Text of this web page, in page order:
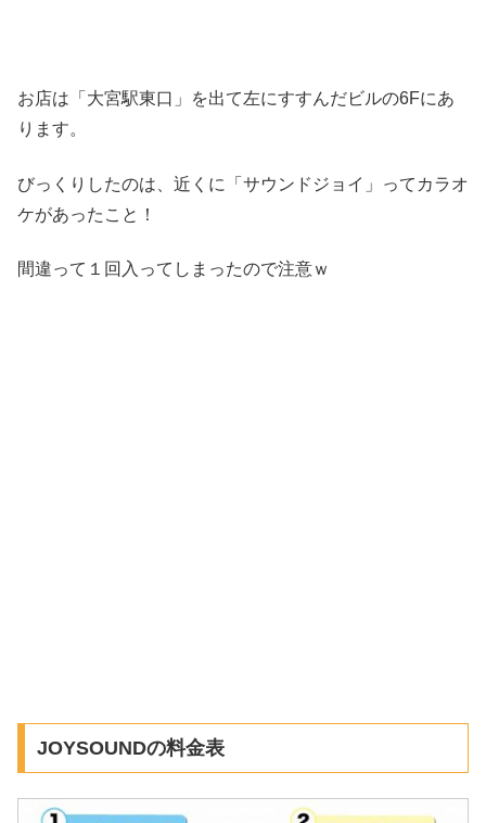
お店は「大宮駅東口」を出て左にすすんだビルの6Fにあ
ります。
びっくりしたのは、近くに「サウンドジョイ」ってカラオ
ケがあったこと！
間違って１回入ってしまったので注意ｗ
JOYSOUNDの料金表